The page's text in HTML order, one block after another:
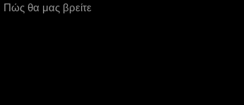
Πώς θα μας βρείτε